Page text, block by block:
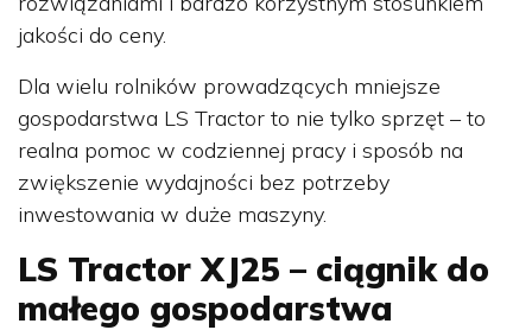
jakości do ceny.
Dla wielu rolników prowadzących mniejsze
gospodarstwa LS Tractor to nie tylko sprzęt – to
realna pomoc w codziennej pracy i sposób na
zwiększenie wydajności bez potrzeby
inwestowania w duże maszyny.
LS Tractor XJ25 – ciągnik do
małego gospodarstwa